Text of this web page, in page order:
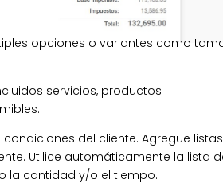
opciones o variantes como
servicios, productos
del cliente. Agregue
Utilice automáticamente la lista
la cantidad y/o el tiempo.